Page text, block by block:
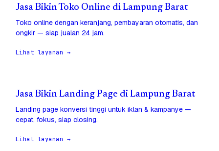
Jasa Bikin Toko Online di Lampung Barat
Toko online dengan keranjang, pembayaran otomatis, dan
ongkir — siap jualan 24 jam.
Lihat layanan →
Jasa Bikin Landing Page di Lampung Barat
Landing page konversi tinggi untuk iklan & kampanye —
cepat, fokus, siap closing.
Lihat layanan →